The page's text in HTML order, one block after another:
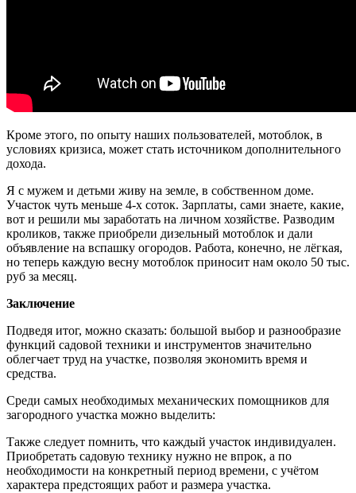
Кроме этого, по опыту наших пользователей, мотоблок, в
условиях кризиса, может стать источником дополнительного
дохода.
Я с мужем и детьми живу на земле, в собственном доме.
Участок чуть меньше 4-х соток. Зарплаты, сами знаете, какие,
вот и решили мы заработать на личном хозяйстве. Разводим
кроликов, также приобрели дизельный мотоблок и дали
объявление на вспашку огородов. Работа, конечно, не лёгкая,
но теперь каждую весну мотоблок приносит нам около 50 тыс.
руб за месяц.
Заключение
Подведя итог, можно сказать: большой выбор и разнообразие
функций садовой техники и инструментов значительно
облегчает труд на участке, позволяя экономить время и
средства.
Среди самых необходимых механических помощников для
загородного участка можно выделить:
Также следует помнить, что каждый участок индивидуален.
Приобретать садовую технику нужно не впрок, а по
необходимости на конкретный период времени, с учётом
характера предстоящих работ и размера участка.